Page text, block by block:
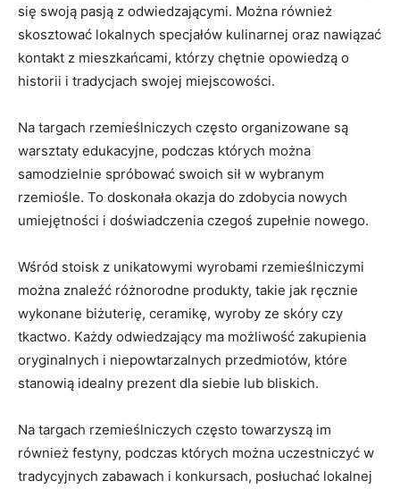
się swoją pasją ‍z odwiedzającymi. Można⁤ również
skosztować lokalnych ⁣specjałów kulinarnej oraz nawiązać
kontakt z mieszkańcami, którzy ⁣chętnie opowiedzą o
historii i tradycjach swojej miejscowości.
Na targach rzemieślniczych często organizowane​ są
warsztaty‍ edukacyjne, podczas których można
samodzielnie​ spróbować swoich sił w wybranym⁤
rzemiośle. To doskonała‌ okazja do zdobycia​ nowych
umiejętności i ⁤doświadczenia czegoś zupełnie nowego.
Wśród stoisk z unikatowymi wyrobami rzemieślniczymi
można znaleźć różnorodne ⁣produkty, takie jak ręcznie
wykonane biżuterię, ceramikę, wyroby ze skóry czy
tkactwo. ‍Każdy⁣ odwiedzający ​ma możliwość zakupienia
oryginalnych i niepowtarzalnych przedmiotów, które
stanowią idealny prezent dla siebie lub bliskich.
Na⁢ targach rzemieślniczych często towarzyszą im
również festyny, podczas których można uczestniczyć w
tradycyjnych zabawach i konkursach, posłuchać lokalnej